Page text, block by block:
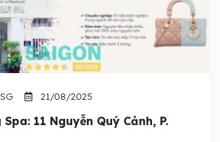
21/08/2025
Spa: 11 Nguyễn Quý Cảnh, P.